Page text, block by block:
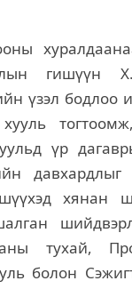
гишүүн
үзэл бодлоо
үр
давхардлыг
хянан
тухай,
болон